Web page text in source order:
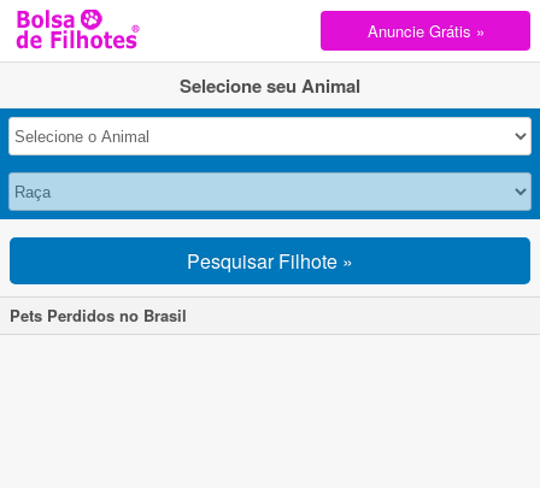
Anuncie Grátis »
Selecione seu Animal
Pesquisar Filhote »
Pets Perdidos no Brasil